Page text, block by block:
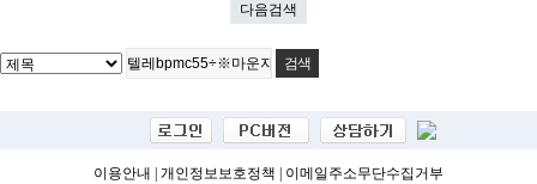
다음검색
이용안내 개인정보보호정책 이메일주소무단수집거부